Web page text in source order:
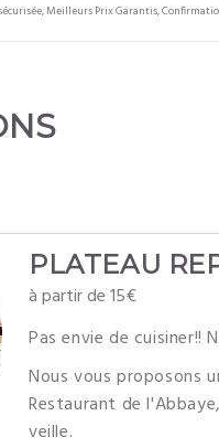
Meilleurs Prix Garantis,
PLATEAU
à partir de 15€
Pas envie de cuisiner!!
Nous vous proposons
Restaurant de
veille.